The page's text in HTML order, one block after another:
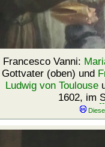
Francesco Vanni:
Gottvater (oben) und
Ludwig von Toulouse
1602, im